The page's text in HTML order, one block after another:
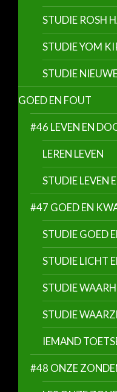
STUDIE ROSH
STUDIE YOM
STUDIE
GOED EN FOUT
#46 LEVEN EN
LEREN LEVEN
STUDIE LEVEN
#47 GOED EN
STUDIE GOED
STUDIE LICHT
STUDIE
STUDIE
IEMAND
#48 ONZE